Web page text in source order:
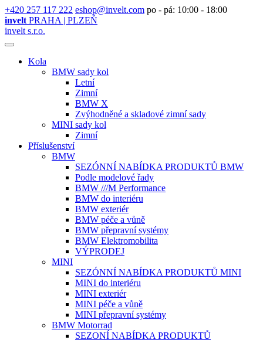
+420 257 117 222 eshop@invelt.com po - pá: 10:00 - 18:00
invelt PRAHA | PLZEŇ
invelt s.r.o.
Kola
BMW sady kol
Letní
Zimní
BMW X
Zvýhodněné a skladové zimní sady
MINI sady kol
Zimní
Příslušenství
BMW
SEZÓNNÍ NABÍDKA PRODUKTŮ BMW
Podle modelové řady
BMW ///M Performance
BMW do interiéru
BMW exteriér
BMW péče a vůně
BMW přepravní systémy
BMW Elektromobilita
VÝPRODEJ
MINI
SEZÓNNÍ NABÍDKA PRODUKTŮ MINI
MINI do interiéru
MINI exteriér
MINI péče a vůně
MINI přepravní systémy
BMW Motorrad
SEZONÍ NABÍDKA PRODUKTŮ